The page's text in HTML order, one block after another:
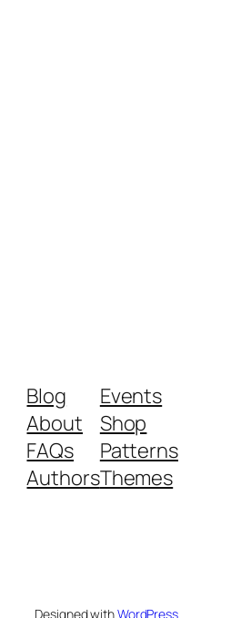
Blog
About
FAQs
Authors
Events
Shop
Patterns
Themes
Designed withWordPress